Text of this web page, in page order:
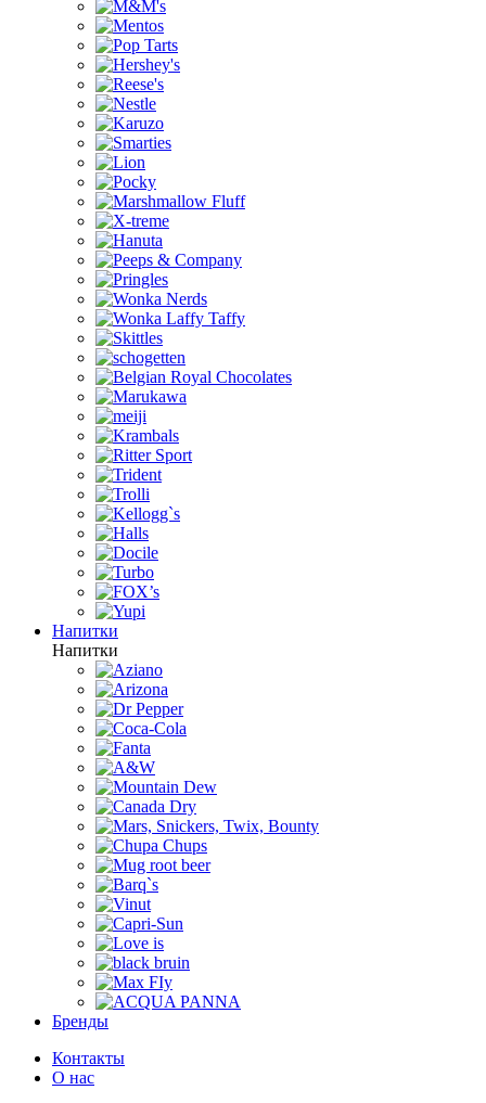
Напитки
Напитки
Бренды
Контакты
О нас